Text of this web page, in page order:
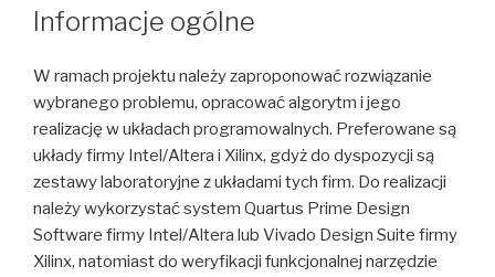
WInformacje ogólne
W ramach projektu należy zaproponować rozwiązanie
wybranego problemu, opracować algorytm i jego
realizację w układach programowalnych. Preferowane są
układy firmy Intel/Altera i Xilinx, gdyż do dyspozycji są
zestawy laboratoryjne z układami tych firm. Do realizacji
należy wykorzystać system Quartus Prime Design
Software firmy Intel/Altera lub Vivado Design Suite firmy
Xilinx, natomiast do weryfikacji funkcjonalnej narzędzie